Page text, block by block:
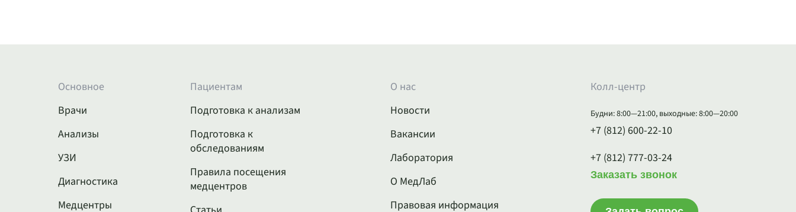
Основное
Врачи
Анализы
УЗИ
Диагностика
Медцентры
Пациентам
Подготовка к анализам
Подготовка к
обследованиям
Правила посещения
медцентров
О нас
Новости
Вакансии
Лаборатория
О МедЛаб
Правовая информация
Колл-центр
Будни: 8:00—21:00, выходные: 8:00—20:00
+7 (812) 600-22-10
+7 (812) 777-03-24
Заказать звонок